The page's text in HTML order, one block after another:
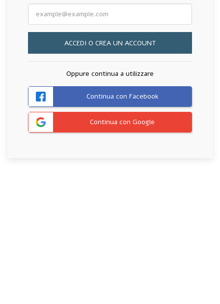
ACCEDI O CREA UN ACCOUNT
Oppure continua a utilizzare
Continua con Facebook
Continua con Google